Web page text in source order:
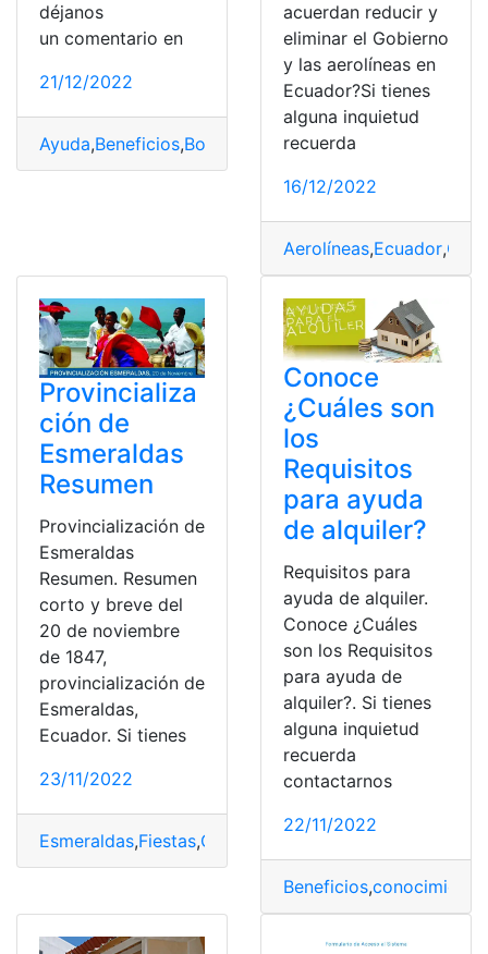
déjanos
un comentario en
21/12/2022
Ayuda,Beneficios,Bono España,Gobierno
acuerdan reducir y
eliminar el Gobierno
y las aerolíneas en
Ecuador?Si tienes
alguna inquietud
recuerda
16/12/2022
Aerolíneas,Ecuador,
Provincializa
ción de
Esmeraldas
Resumen
Provincialización de
Esmeraldas
Resumen. Resumen
corto y breve del
20 de noviembre
de 1847,
provincialización de
Esmeraldas,
Ecuador. Si tienes
23/11/2022
Esmeraldas,Fiestas,Gobierno
Conoce
¿Cuáles son
los
Requisitos
para ayuda
de alquiler?
Requisitos para
ayuda de alquiler.
Conoce ¿Cuáles
son los Requisitos
para ayuda de
alquiler?. Si tienes
alguna inquietud
recuerda
contactarnos
22/11/2022
Beneficios,